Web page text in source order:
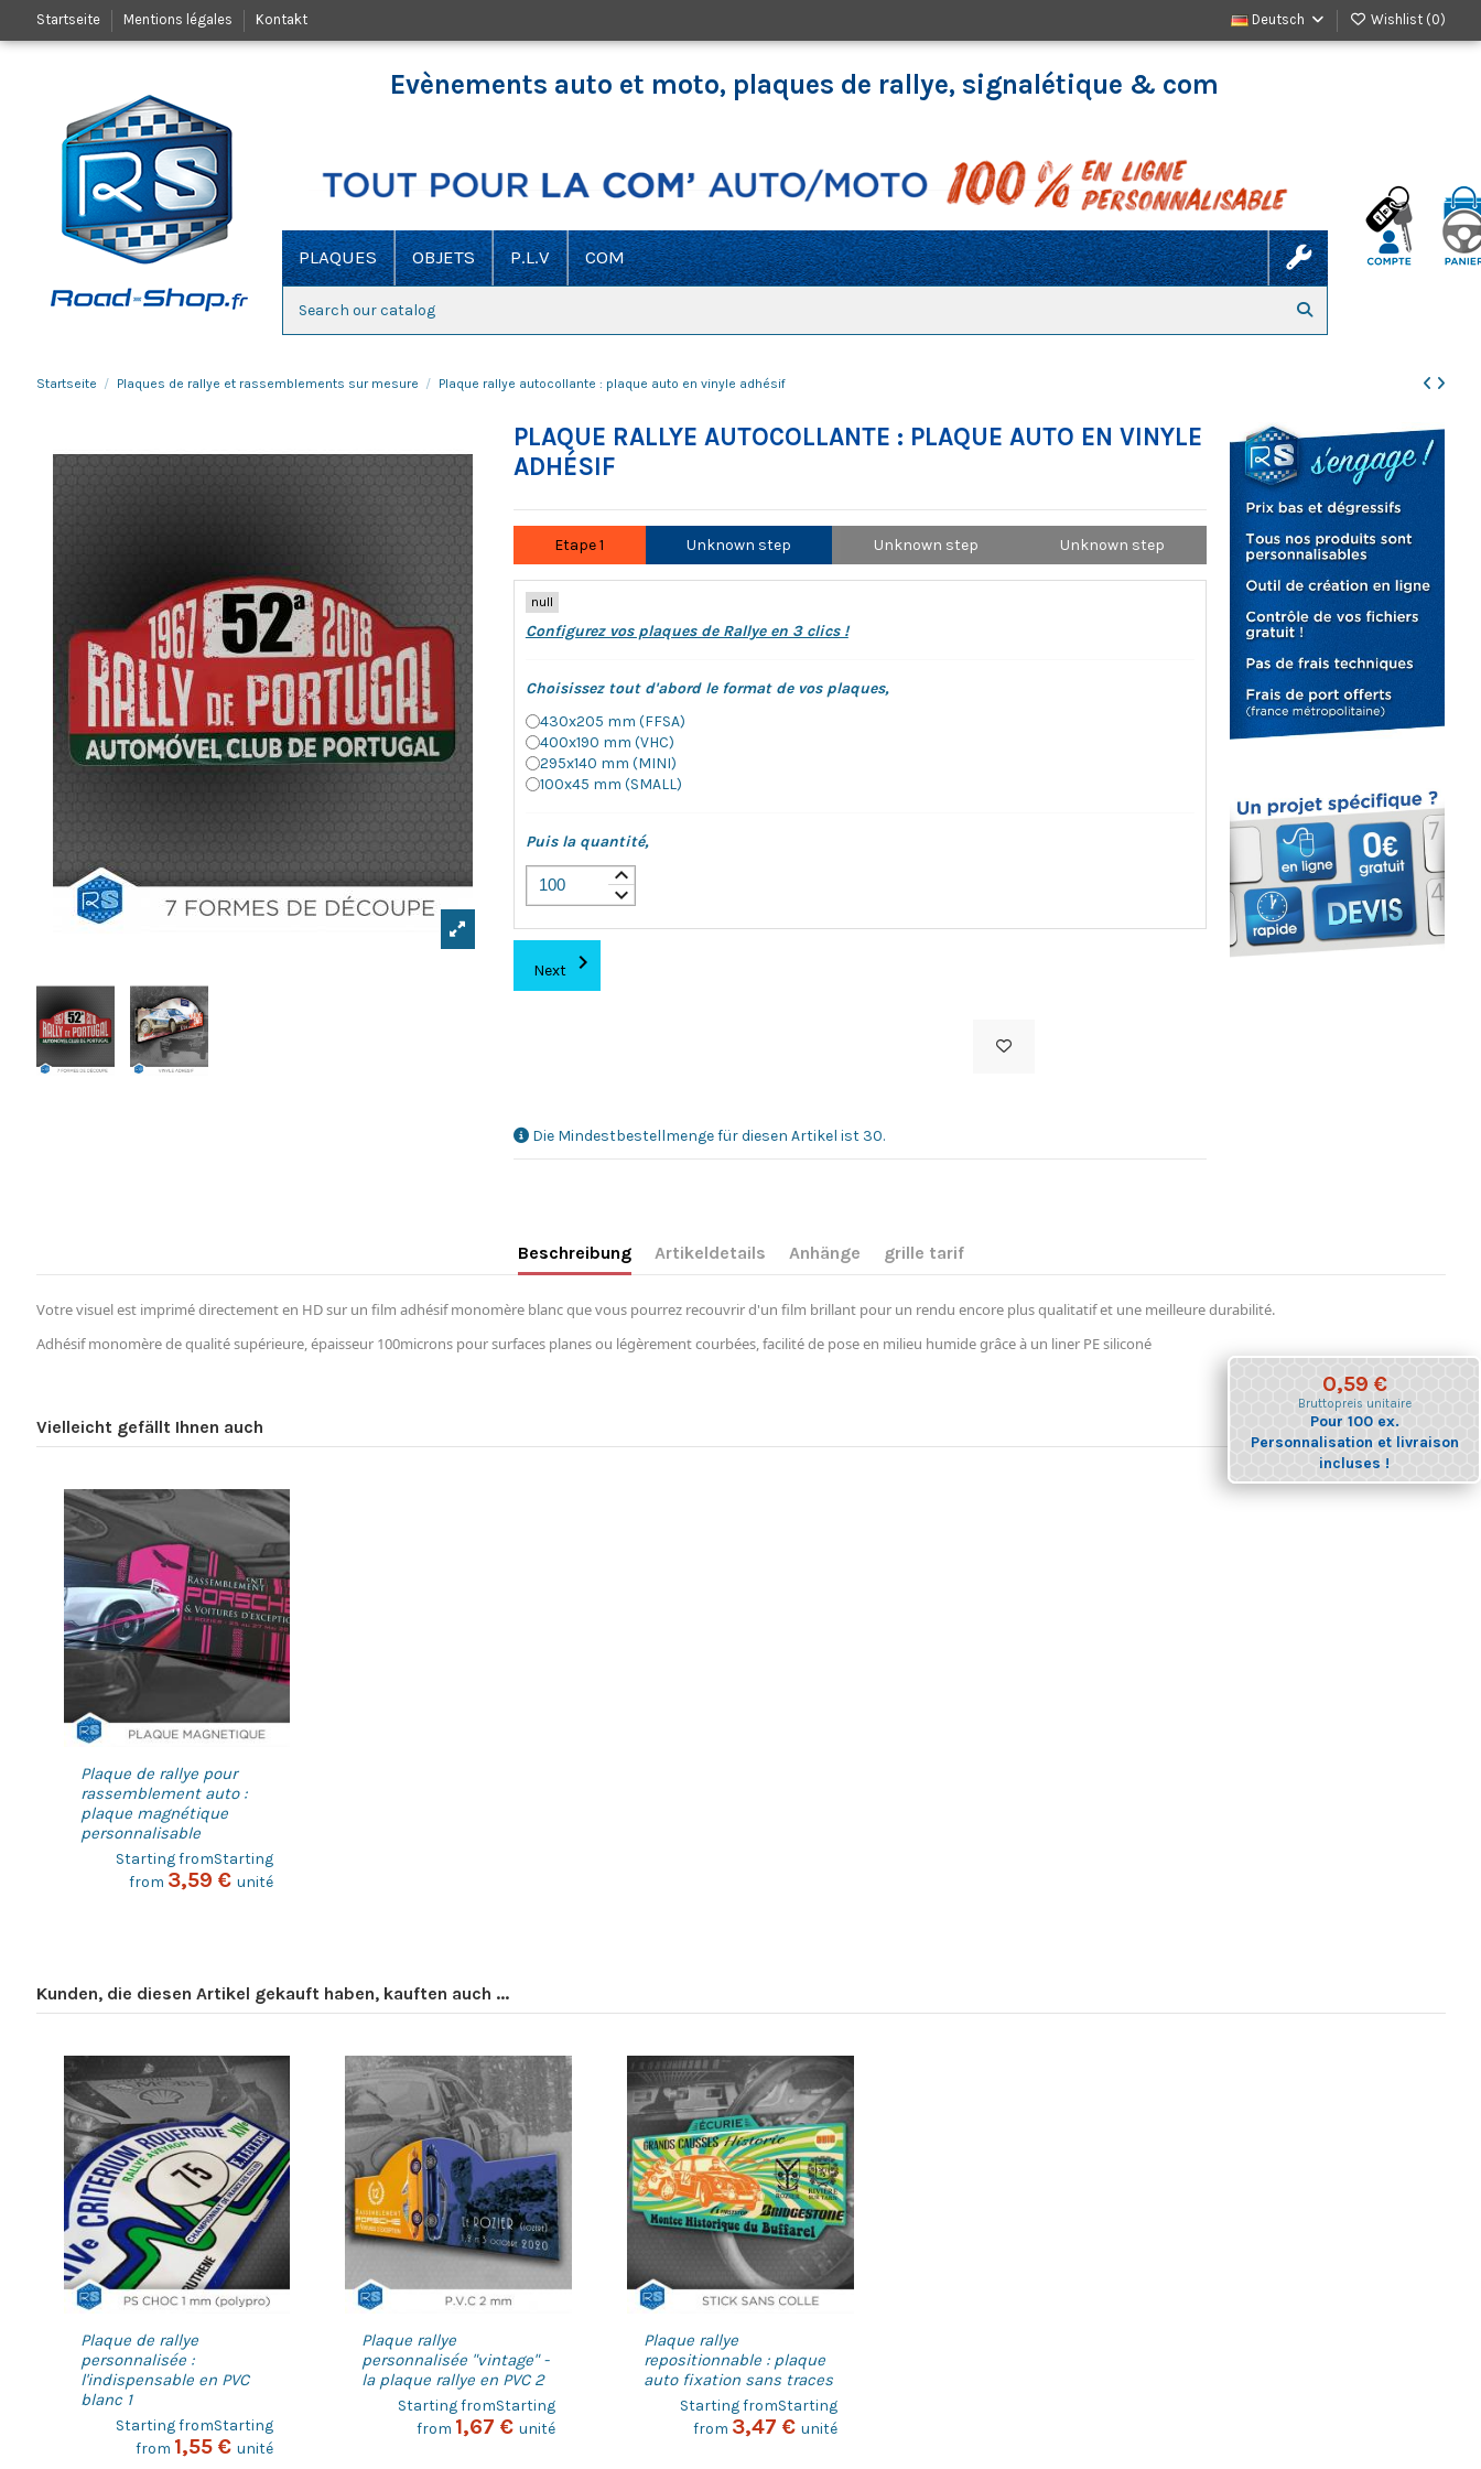
Startseite Mentions légales Kontakt Deutsch Wishlist (0)
Evènements auto et moto, plaques de rallye, signalétique & com
PLAQUES OBJETS P.L.V COM
Startseite Plaques de rallye et rassemblements sur mesure Plaque rallye autocollante : plaque auto en vinyle adhésif
PLAQUE RALLYE AUTOCOLLANTE : PLAQUE AUTO EN VINYLE
ADHÉSIF
Etape 1 Unknown step Unknown step Unknown step
null
Configurez vos plaques de Rallye en 3 clics !
Choisissez tout d'abord le format de vos plaques,
430x205 mm (FFSA)
400x190 mm (VHC)
295x140 mm (MINI)
100x45 mm (SMALL)
Puis la quantité,
keyboard_arrow_up
keyboard_arrow_down
Next chevron_right
0,59 €
Bruttopreis unitaire
Pour 100 ex.
Personnalisation et livraison
incluses !
Die Mindestbestellmenge für diesen Artikel ist 30.
Beschreibung Artikeldetails Anhänge grille tarif
Votre visuel est imprimé directement en HD sur un film adhésif monomère blanc que vous pourrez recouvrir d'un film brillant pour un rendu encore plus qualitatif et une meilleure durabilité.
Adhésif monomère de qualité supérieure, épaisseur 100microns pour surfaces planes ou légèrement courbées, facilité de pose en milieu humide grâce à un liner PE siliconé
Vielleicht gefällt Ihnen auch
Plaque de rallye pour
rassemblement auto :
plaque magnétique
personnalisable
Starting fromStarting
from 3,59 €unité
Kunden, die diesen Artikel gekauft haben, kauften auch ...
Plaque de rallye
personnalisée :
l'indispensable en PVC
blanc 1
Starting fromStarting
from 1,55 €unité
Plaque rallye
personnalisée "vintage" -
la plaque rallye en PVC 2
Starting fromStarting
from 1,67 €unité
Plaque rallye
repositionnable : plaque
auto fixation sans traces
Starting fromStarting
from 3,47 € unité